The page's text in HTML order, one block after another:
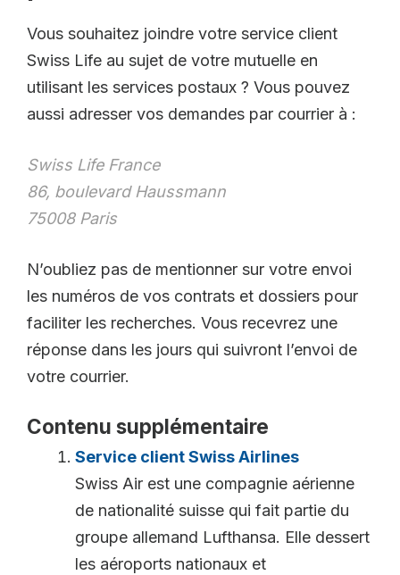
Vous souhaitez joindre votre service client
Swiss Life au sujet de votre mutuelle en
utilisant les services postaux ? Vous pouvez
aussi adresser vos demandes par courrier à :
Swiss Life France
86, boulevard Haussmann
75008 Paris
N’oubliez pas de mentionner sur votre envoi
les numéros de vos contrats et dossiers pour
faciliter les recherches. Vous recevrez une
réponse dans les jours qui suivront l’envoi de
votre courrier.
Contenu supplémentaire
Service client Swiss Airlines
Swiss Air est une compagnie aérienne
de nationalité suisse qui fait partie du
groupe allemand Lufthansa. Elle dessert
les aéroports nationaux et